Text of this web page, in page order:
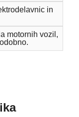
in
motornih vozil,